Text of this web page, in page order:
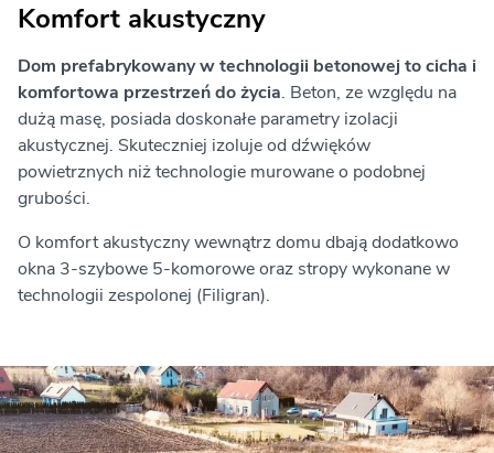
Komfort akustyczny
Dom prefabrykowany w technologii betonowej to cicha i
komfortowa przestrzeń do życia. Beton, ze względu na
dużą masę, posiada doskonałe parametry izolacji
akustycznej. Skuteczniej izoluje od dźwięków
powietrznych niż technologie murowane o podobnej
grubości.
O komfort akustyczny wewnątrz domu dbają dodatkowo
okna 3-szybowe 5-komorowe oraz stropy wykonane w
technologii zespolonej (Filigran).